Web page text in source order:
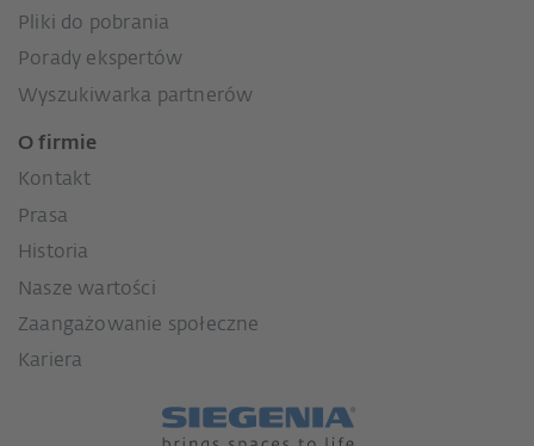
Pliki do pobrania
Porady ekspertów
Wyszukiwarka partnerów
O firmie
Kontakt
Prasa
Historia
Nasze wartości
Zaangażowanie społeczne
Kariera